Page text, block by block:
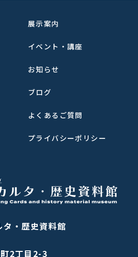
展示案内
イベント・講座
お知らせ
ブログ
よくあるご質問
プライバシーポリシー
・歴史資料館
2丁目2-3